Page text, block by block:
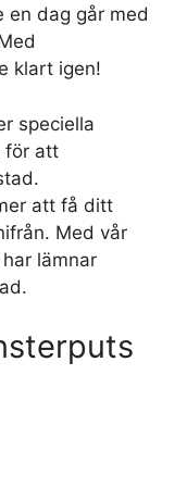
en dag går med
klart igen!
speciella
för att
att få ditt
Med vår
lämnar